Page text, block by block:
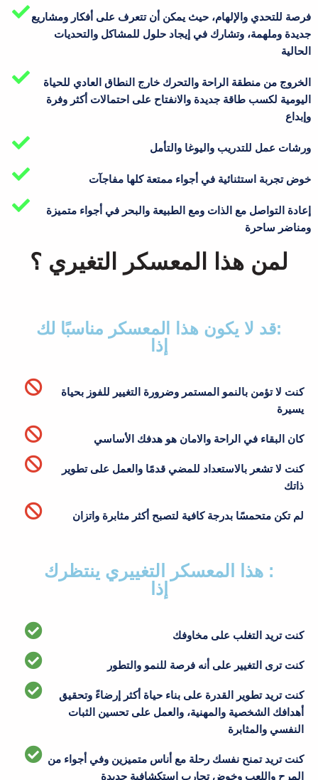
فرصة للتحدي والإلهام، حيث يمكن أن تتعرف على أفكار ومشاريع
جديدة وملهمة، وتشارك في إيجاد حلول للمشاكل والتحديات
الحالية
الخروج من منطقة الراحة والتحرك خارج النطاق العادي للحياة
اليومية لكسب طاقة جديدة والانفتاح على احتمالات أكثر وفرة
ورشات عمل للتدريب واليوغا والتأمل
إعادة التواصل مع الذات ومع الطبيعة والبحر في أجواء متميزة
ومناضر ساحرة
لمن هذا المعسكر التغيري ؟
:قد لا يكون هذا المعسكر مناسبًا لك
إذا
كنت لا تؤمن بالنمو المستمر وضرورة التغيير للفوز بحياة
يسيرة
كنت لا تشعر بالاستعداد للمضي قدمًا والعمل على تطوير
ذاتك
: هذا المعسكر التغييري ينتظرك
إذا
كنت تريد التغلب على مخاوفك
كنت ترى التغيير على أنه فرصة للنمو والتطور
كنت تريد تطوير القدرة على بناء حياة أكثر إرضاءً وتحقيق
أهدافك الشخصية والمهنية، والعمل على تحسين الثبات
النفسي والمثابرة
كنت تريد تمنح نفسك رحلة مع أناس متميزين وفي أجواء من
المرح واللعب وخوض تجارب استكشافية جديدة